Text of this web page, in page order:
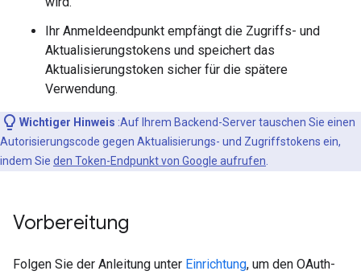
Ihr Anmeldeendpunkt empfängt die Zugriffs- und
Aktualisierungstokens und speichert das
Aktualisierungstoken sicher für die spätere
Verwendung.
Wichtiger Hinweis :Auf Ihrem Backend-Server tauschen Sie einen
Autorisierungscode gegen Aktualisierungs- und Zugriffstokens ein,
indem Sie den Token-Endpunkt von Google aufrufen
Vorbereitung
Folgen Sie der Anleitung unter Einrichtung, um den OAuth-